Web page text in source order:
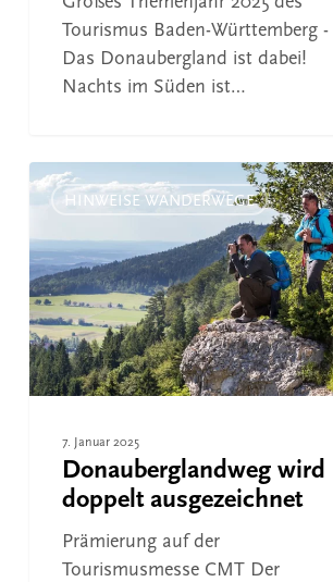
Tourismus Baden-Württemberg -
Das Donaubergland ist dabei!
Nachts im Süden ist…
Donauberglandweg
wird
ausgezeichnet
HINWEISE WANDERWEGE
7. Januar 2025
Donauberglandweg wird
doppelt ausgezeichnet
Prämierung auf der
Tourismusmesse CMT Der